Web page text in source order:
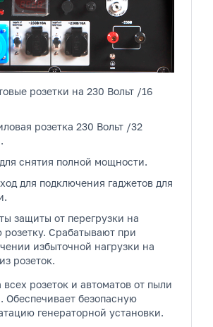
розетки на 230 Вольт /16
розетка 230 Вольт /32
для снятия полной мощности.
для подключения гаджетов для
защиты от перегрузки на
розетку. Срабатывают при
избыточной нагрузки на
розеток.
розеток и автоматов от пыли
Обеспечивает безопасную
генераторной установки.